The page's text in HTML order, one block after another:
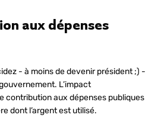
aux dépenses
- à moins de devenir président ;) -
L’impact
contribution aux dépenses publiques
dont l’argent est utilisé.